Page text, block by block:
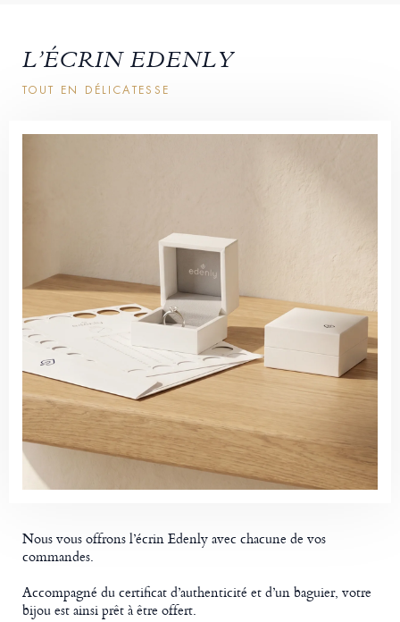
L’ÉCRIN EDENLY
TOUT EN DÉLICATESSE
Nous vous offrons l’écrin Edenly avec chacune de vos
commandes.
Accompagné du certificat d’authenticité et d’un baguier, votre
bijou est ainsi prêt à être offert.